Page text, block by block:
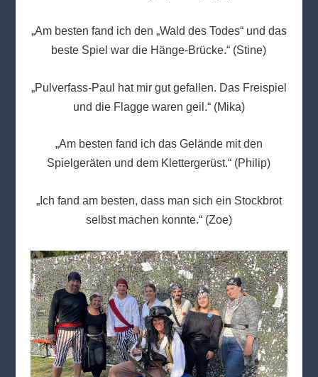
„Am besten fand ich den „Wald des Todes“ und das
beste Spiel war die Hänge-Brücke.“ (Stine)
„Pulverfass-Paul hat mir gut gefallen. Das Freispiel
und die Flagge waren geil.“ (Mika)
„Am besten fand ich das Gelände mit den
Spielgeräten und dem Klettergerüst.“ (Philip)
„Ich fand am besten, dass man sich ein Stockbrot
selbst machen konnte.“ (Zoe)